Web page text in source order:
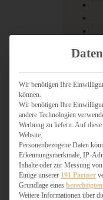
Wir benötigen Ihre
können.
Wir benötigen Ihre
andere Technologien
Werbung zu liefern. Auf
Website.
Personenbezogene Daten
Erkennungsmerkmale, IP-
Inhalte oder zur Messung
Einige unserer 191 Partner
Grundlage eines
Weitere Informationen über